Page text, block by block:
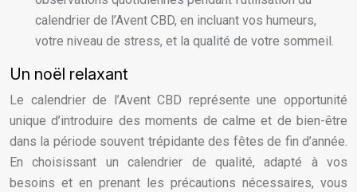
calendrier de l’Avent CBD, en incluant vos humeurs,
votre niveau de stress, et la qualité de votre sommeil.
Un noël relaxant
Le calendrier de l’Avent CBD représente une opportunité
unique d’introduire des moments de calme et de bien-être
dans la période souvent trépidante des fêtes de fin d’année.
En choisissant un calendrier de qualité, adapté à vos
besoins et en prenant les précautions nécessaires, vous